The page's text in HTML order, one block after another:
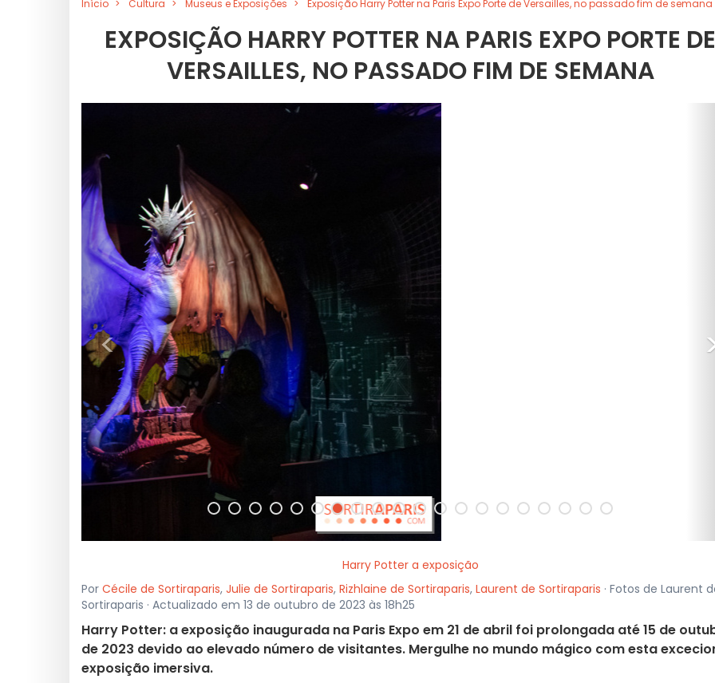
Início Cultura Museus e Exposições Exposição Harry Potter na Paris Expo Porte de Versailles, no passado fim de semana
EXPOSIÇÃO HARRY POTTER NA PARIS EXPO PORTE DE
VERSAILLES, NO PASSADO FIM DE SEMANA
<
Harry Potter a exposição
Por Cécile de Sortiraparis, Julie de Sortiraparis, Rizhlaine de Sortiraparis, Laurent de Sortiraparis · Fotos de Laurent
Sortiraparis · Actualizado em 13 de outubro de 2023 às 18h25
Harry Potter: a exposição inaugurada na Paris Expo em 21 de abril foi prolongada até 15 de
de 2023 devido ao elevado número de visitantes. Mergulhe no mundo mágico com esta
exposição imersiva.